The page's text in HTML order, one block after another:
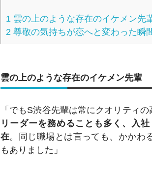
1 雲の上のような存在のイケメン先
2 尊敬の気持ちが恋へと変わった瞬
雲の上のような存在のイケメン先輩
「でもS渋谷先輩は常にクオリティ
リーダーを務めることも多く、入
在。同じ職場とは言っても、かかわ
もありました」